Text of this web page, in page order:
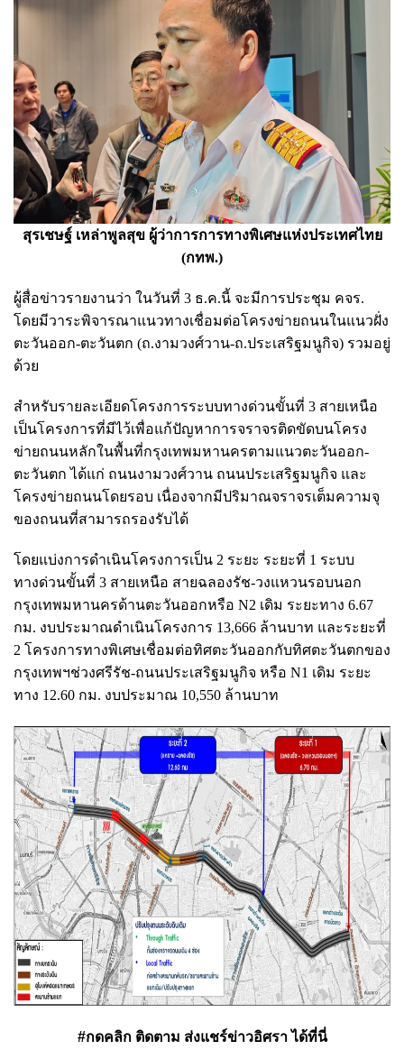
สุรเชษฐ์ เหล่าพูลสุข ผู้ว่าการการทางพิเศษแห่งประเทศไทย
(กทพ.)
ผู้สื่อข่าวรายงานว่า ในวันที่ 3 ธ.ค.นี้ จะมีการประชุม คจร.
โดยมีวาระพิจารณาแนวทางเชื่อมต่อโครงข่ายถนนในแนวฝั่ง
ตะวันออก-ตะวันตก (ถ.งามวงศ์วาน-ถ.ประเสริฐมนูกิจ) รวมอยู่
ด้วย
สำหรับรายละเอียดโครงการระบบทางด่วนขั้นที่ 3 สายเหนือ
เป็นโครงการที่มีไว้เพื่อแก้ปัญหาการจราจรติดขัดบนโครง
ข่ายถนนหลักในพื้นที่กรุงเทพมหานครตามแนวตะวันออก-
ตะวันตก ได้แก่ ถนนงามวงศ์วาน ถนนประเสริฐมนูกิจ และ
โครงข่ายถนนโดยรอบ เนื่องจากมีปริมาณจราจรเต็มความจุ
ของถนนที่สามารถรองรับได้
โดยแบ่งการดำเนินโครงการเป็น 2 ระยะ ระยะที่ 1 ระบบ
ทางด่วนขั้นที่ 3 สายเหนือ สายฉลองรัช-วงแหวนรอบนอก
กรุงเทพมหานครด้านตะวันออกหรือ N2 เดิม ระยะทาง 6.67
กม. งบประมาณดำเนินโครงการ 13,666 ล้านบาท และระยะที่
2 โครงการทางพิเศษเชื่อมต่อทิศตะวันออกกับทิศตะวันตกของ
กรุงเทพฯช่วงศรีรัช-ถนนประเสริฐมนูกิจ หรือ N1 เดิม ระยะ
ทาง 12.60 กม. งบประมาณ 10,550 ล้านบาท
#กดคลิก ติดตาม ส่งแชร์ข่าวอิศรา ได้ที่นี่